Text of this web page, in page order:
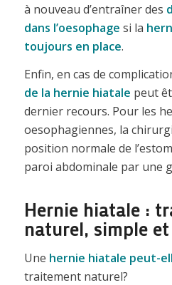
à nouveau d’entraîner des
dans l’oesophage si la
toujours en place.
Enfin, en cas de
de la hernie hiatale peut
dernier recours. Pour les
oesophagiennes, la
position normale de
paroi abdominale par une
Hernie hiatale :
naturel, simple
Une hernie hiatale peut-
traitement naturel?